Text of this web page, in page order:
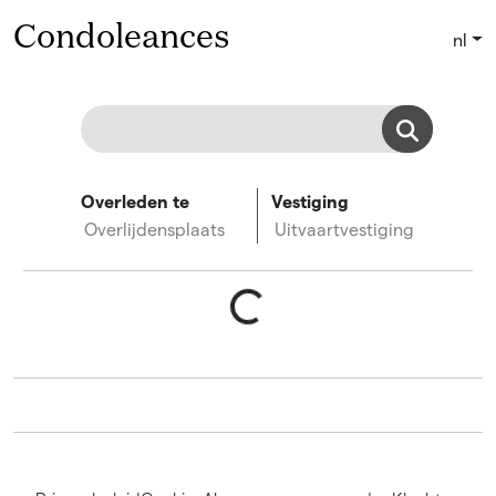
Condoleances nl
Overleden te
Overlijdensplaats
Vestiging
Uitvaartvestiging